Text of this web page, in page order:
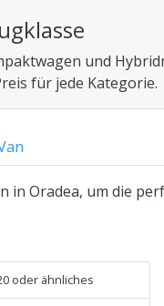
und
für jede Kategorie.
in Oradea, um die
oder ähnliches